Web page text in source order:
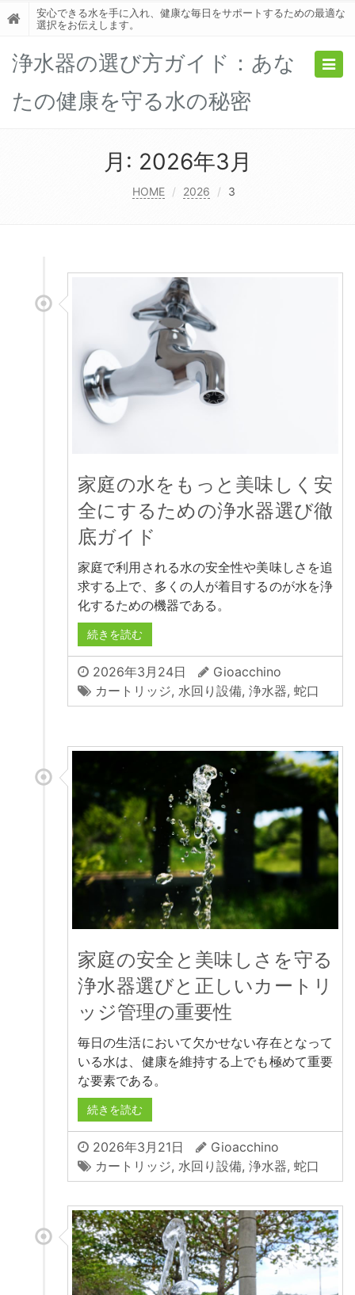
安心できる水を手に入れ、健康な毎日をサポートするための最適な
選択をお伝えします。
浄水器の選び方ガイド：あな
たの健康を守る水の秘密
月: 2026年3月
HOME 2026 3
家庭の水をもっと美味しく安
全にするための浄水器選び徹
底ガイド
家庭で利用される水の安全性や美味しさを追
求する上で、多くの人が着目するのが水を浄
化するための機器である。
続きを読む
2026年3月24日
Gioacchino
カートリッジ, 水回り設備, 浄水器, 蛇口
家庭の安全と美味しさを守る
浄水器選びと正しいカートリ
ッジ管理の重要性
毎日の生活において欠かせない存在となって
いる水は、健康を維持する上でも極めて重要
な要素である。
続きを読む
2026年3月21日
Gioacchino
カートリッジ, 水回り設備, 浄水器, 蛇口